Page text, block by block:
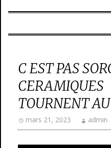
C EST PAS
CERAMIQUES
TOURNENT
mars 21, 2023 admin